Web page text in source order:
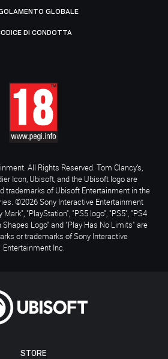
STORE
GLOBALE
DI CONDOTTA
All Rights Reserved. Tom Clancy’s,
Icon, Ubisoft, and the Ubisoft logo are
trademarks of Ubisoft Entertainment in the
©2026 Sony Interactive Entertainment
"PlayStation", "PS5 logo", "PS5", "PS4
Shapes Logo" and "Play Has No Limits" are
or trademarks of Sony Interactive
Entertainment Inc.